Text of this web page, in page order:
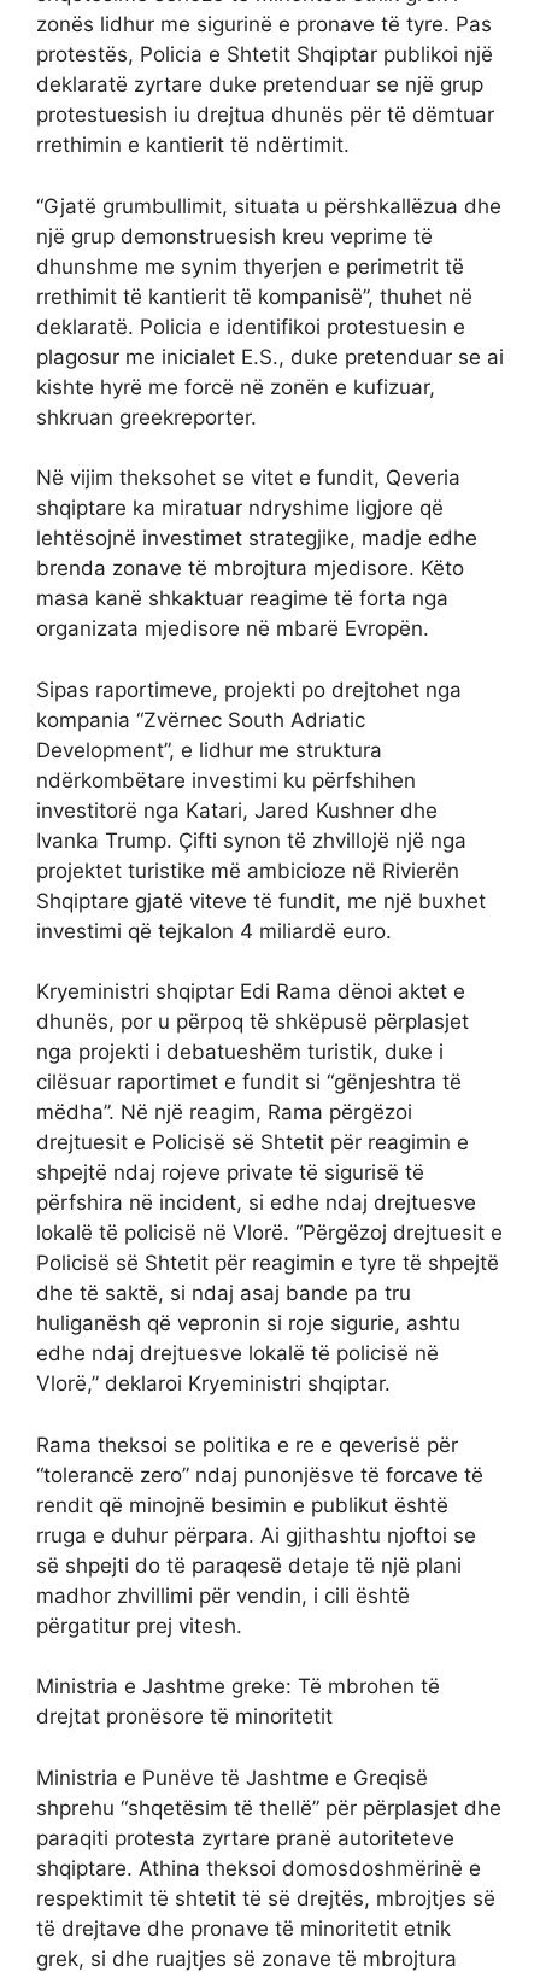
zonës lidhur me sigurinë e pronave të tyre. Pas
protestës, Policia e Shtetit Shqiptar publikoi një
deklaratë zyrtare duke pretenduar se një grup
protestuesish iu drejtua dhunës për të dëmtuar
rrethimin e kantierit të ndërtimit.
“Gjatë grumbullimit, situata u përshkallëzua dhe
një grup demonstruesish kreu veprime të
dhunshme me synim thyerjen e perimetrit të
rrethimit të kantierit të kompanisë”, thuhet në
deklaratë. Policia e identifikoi protestuesin e
plagosur me inicialet E.S., duke pretenduar se ai
kishte hyrë me forcë në zonën e kufizuar,
shkruan greekreporter.
Në vijim theksohet se vitet e fundit, Qeveria
shqiptare ka miratuar ndryshime ligjore që
lehtësojnë investimet strategjike, madje edhe
brenda zonave të mbrojtura mjedisore. Këto
masa kanë shkaktuar reagime të forta nga
organizata mjedisore në mbarë Evropën.
Sipas raportimeve, projekti po drejtohet nga
kompania “Zvërnec South Adriatic
Development”, e lidhur me struktura
ndërkombëtare investimi ku përfshihen
investitorë nga Katari, Jared Kushner dhe
Ivanka Trump. Çifti synon të zhvillojë një nga
projektet turistike më ambicioze në Rivierën
Shqiptare gjatë viteve të fundit, me një buxhet
investimi që tejkalon 4 miliardë euro.
Kryeministri shqiptar Edi Rama dënoi aktet e
dhunës, por u përpoq të shkëpusë përplasjet
nga projekti i debatueshëm turistik, duke i
cilësuar raportimet e fundit si “gënjeshtra të
mëdha”. Në një reagim, Rama përgëzoi
drejtuesit e Policisë së Shtetit për reagimin e
shpejtë ndaj rojeve private të sigurisë të
përfshira në incident, si edhe ndaj drejtuesve
lokalë të policisë në Vlorë. “Përgëzoj drejtuesit e
Policisë së Shtetit për reagimin e tyre të shpejtë
dhe të saktë, si ndaj asaj bande pa tru
huliganësh që vepronin si roje sigurie, ashtu
edhe ndaj drejtuesve lokalë të policisë në
Vlorë,” deklaroi Kryeministri shqiptar.
Rama theksoi se politika e re e qeverisë për
“tolerancë zero” ndaj punonjësve të forcave të
rendit që minojnë besimin e publikut është
rruga e duhur përpara. Ai gjithashtu njoftoi se
së shpejti do të paraqesë detaje të një plani
madhor zhvillimi për vendin, i cili është
përgatitur prej vitesh.
Ministria e Jashtme greke: Të mbrohen të
drejtat pronësore të minoritetit
Ministria e Punëve të Jashtme e Greqisë
shprehu “shqetësim të thellë” për përplasjet dhe
paraqiti protesta zyrtare pranë autoriteteve
shqiptare. Athina theksoi domosdoshmërinë e
respektimit të shtetit të së drejtës, mbrojtjes së
të drejtave dhe pronave të minoritetit etnik
grek, si dhe ruajtjes së zonave të mbrojtura